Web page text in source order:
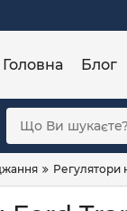
Головна Блог
Регулятори